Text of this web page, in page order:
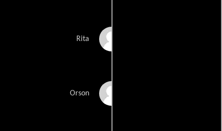
Rita
Orson